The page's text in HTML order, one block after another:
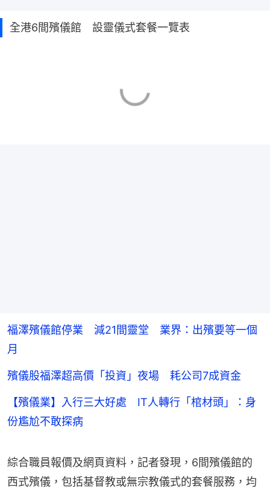
全港6間殯儀館 設靈儀式套餐一覽表
福澤殯儀館停業 減21間靈堂 業界：出殯要等一個
月
殯儀股福澤超高價「投資」夜場 耗公司7成資金
【殯儀業】入行三大好處 IT人轉行「棺材頭」：身
份尷尬不敢探病
綜合職員報價及網頁資料，記者發現，6間殯儀館的
西式殯儀，包括基督教或無宗教儀式的套餐服務，均